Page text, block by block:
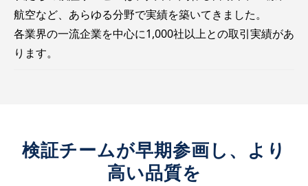
航空など、あらゆる分野で実績を築いてきました。
各業界の一流企業を中心に1,000社以上との取引実績があ
ります。
検証チームが早期参画し、より
高い品質を